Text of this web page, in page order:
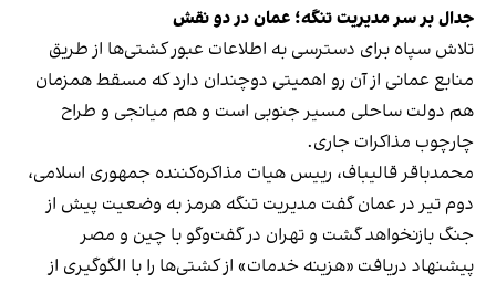
جدال بر سر مدیریت تنگه؛ عمان در دو نقش
تلاش سپاه برای دسترسی به اطلاعات عبور کشتی‌ها از طریق
منابع عمانی از آن رو اهمیتی دوچندان دارد که مسقط همزمان
هم دولت ساحلی مسیر جنوبی است و هم میانجی و طراح
چارچوب مذاکرات جاری.
محمدباقر قالیباف، رییس هیات مذاکره‌کننده جمهوری اسلامی،
دوم تیر در عمان گفت مدیریت تنگه هرمز به وضعیت پیش از
جنگ بازنخواهد گشت و تهران در گفت‌وگو با چین و مصر
پیشنهاد دریافت «هزینه خدمات» از کشتی‌ها را با الگوگیری از